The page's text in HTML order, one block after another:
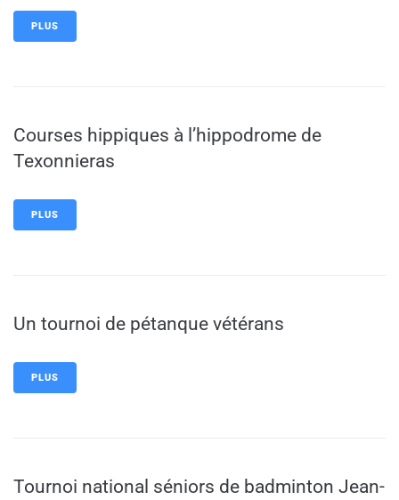
PLUS
Courses hippiques à l’hippodrome de
Texonnieras
PLUS
Un tournoi de pétanque vétérans
PLUS
Tournoi national séniors de badminton Jean-